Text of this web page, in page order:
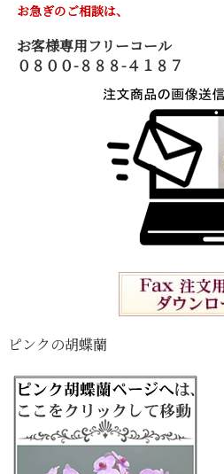
お急ぎのご相談は、
お客様専用フリーコール
０８００-８８８-４１８７
ピンクの胡蝶蘭